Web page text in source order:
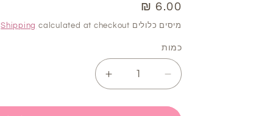
מחיר
רגיל
6.00 ₪
מיסים כלולים Shipping calculated at checkout.
כמות
Decrease
quantity
for
Increase
quantity
for